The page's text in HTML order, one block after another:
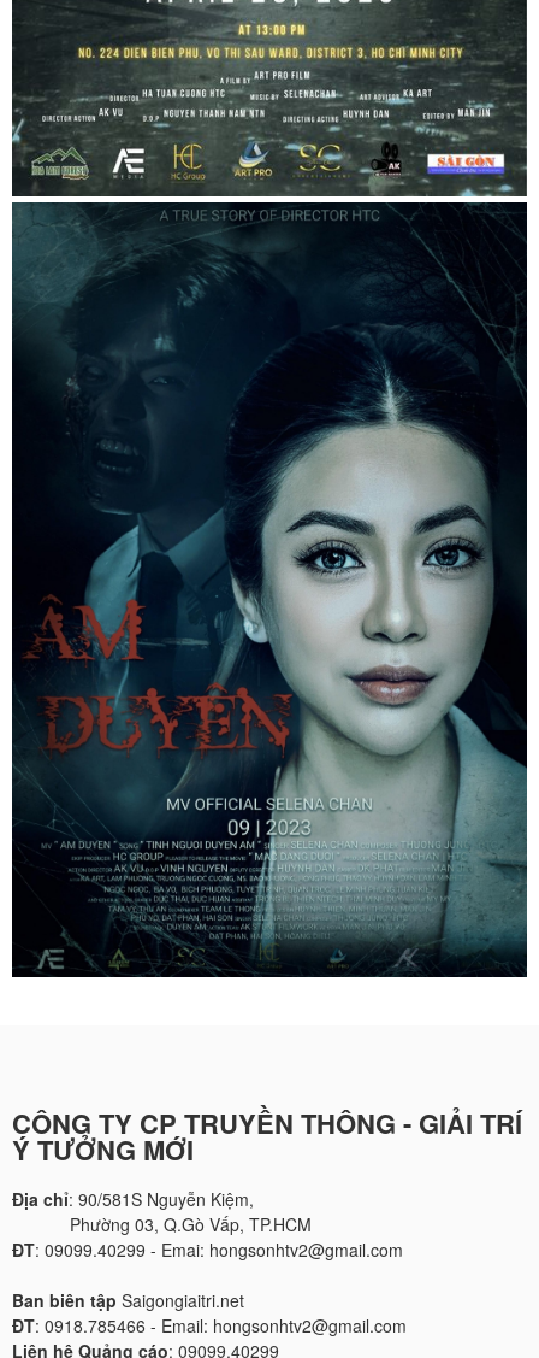
CÔNG TY CP TRUYỀN THÔNG - GIẢI TRÍ
Ý TƯỞNG MỚI
Địa chỉ: 90/581S Nguyễn Kiệm,
Phường 03, Q.Gò Vấp, TP.HCM
ĐT: 09099.40299 - Emai: hongsonhtv2@gmail.com
Ban biên tập Saigongiaitri.net
ĐT: 0918.785466 - Email: hongsonhtv2@gmail.com
Liên hệ Quảng cáo: 09099.40299